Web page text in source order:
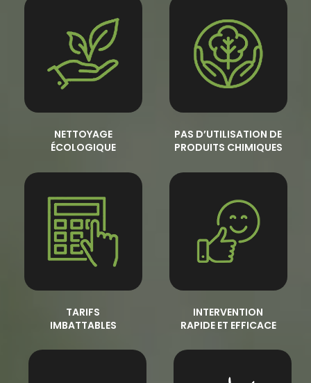
NETTOYAGE
ÉCOLOGIQUE
PAS D’UTILISATION DE
PRODUITS CHIMIQUES
TARIFS
IMBATTABLES
INTERVENTION
RAPIDE ET EFFICACE